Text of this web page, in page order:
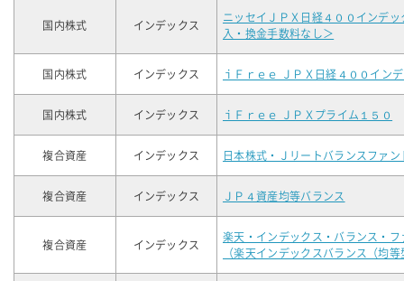
国内株式 インデックス
ニッセイＪＰＸ日経４００インデ
入・換金手数料なし＞
国内株式 インデックス ｉＦｒｅｅ ＪＰＸ日経４００イン
国内株式 インデックス ｉＦｒｅｅ ＪＰＸプライム１５０
複合資産 インデックス 日本株式・Ｊリートバランスファン
複合資産 インデックス ＪＰ４資産均等バランス
複合資産 インデックス
楽天・インデックス・バランス・フ
（楽天インデックスバランス（均等